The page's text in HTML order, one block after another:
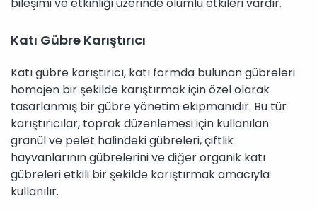
Katı Gübre Karıştırıcı
Katı gübre karıştırıcı, katı formda bulunan gübreleri
homojen bir şekilde karıştırmak için özel olarak
tasarlanmış bir gübre yönetim ekipmanıdır. Bu tür
karıştırıcılar, toprak düzenlemesi için kullanılan
granül ve pelet halindeki gübreleri, çiftlik
hayvanlarının gübrelerini ve diğer organik katı
gübreleri etkili bir şekilde karıştırmak amacıyla
kullanılır.